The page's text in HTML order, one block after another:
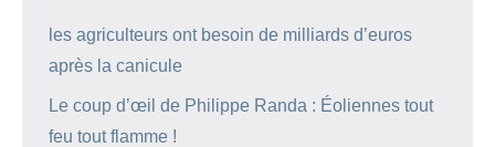
les agriculteurs ont besoin de milliards d’euros
après la canicule
Le coup d’œil de Philippe Randa : Éoliennes tout
feu tout flamme !